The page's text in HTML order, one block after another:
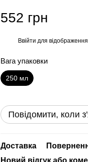
552 грн
Ввійти для
Вага упаковки
250 мл
Повідомити, коли
Доставка
Новий відгук або